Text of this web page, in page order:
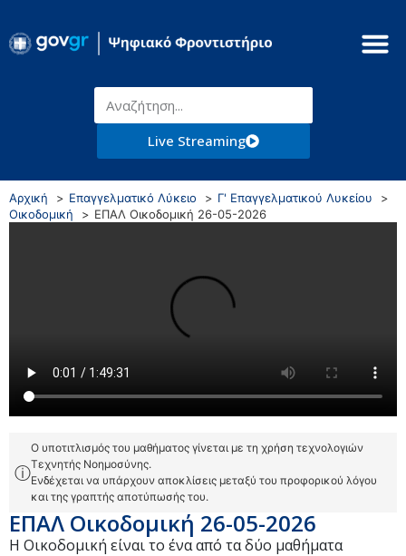
Live Streaming
Αρχική Επαγγελματικό Λύκειο
Γ' Επαγγελματικού Λυκείου
Οικοδομική
ΕΠΑΛ Οικοδομική 26-05-2026
ⓘ
Ο υποτιτλισμός του μαθήματος γίνεται με τη χρήση τεχνολογιών
Τεχνητής Νοημοσύνης.
Ενδέχεται να υπάρχουν αποκλίσεις μεταξύ του προφορικού λόγου
και της γραπτής αποτύπωσής του.
ΕΠΑΛ Οικοδομική 26-05-2026
Η Οικοδομική είναι το ένα από τα δύο μαθήματα